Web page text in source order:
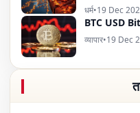
धर्म•19 Dec
BTC USD
व्यापार•19 Dec